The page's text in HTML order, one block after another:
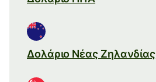
Δολάριο Νέας Ζηλανδίας